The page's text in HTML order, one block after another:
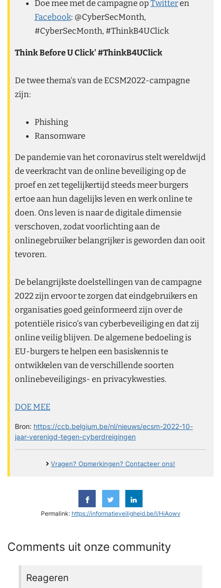
Doe mee met de campagne opTwitteren
Facebook: @CyberSecMonth,
#CyberSecMonth, #ThinkB4UClick
Think Before U Click' #ThinkB4UClick
De twee thema's van de ECSM2022-campagne
zijn:
Phishing
Ransomware
De pandemie van het coronavirus stelt wereldwijd
de veerkracht van de online beveiliging op de
proef en zet tegelijkertijd steeds meer burgers
ertoe aan hun dagelijks leven en werk online te
doen. Ons leven is naar de digitale dimensie
verschoven, zodat voorlichting aan de
onlinegebruiker belangrijker is geworden dan ooit
tevoren.
De belangrijkste doelstellingen van de campagne
2022 zijn ervoor te zorgen dat eindgebruikers en
organisaties goed geïnformeerd zijn over de
potentiële risico's van cyberbeveiliging en dat zij
online veilig blijven. De algemene bedoeling is
EU-burgers te helpen een basiskennis te
ontwikkelen van de verschillende soorten
onlinebeveiligings- en privacykwesties.
DOE MEE
Bron: https://ccb.belgium.be/nl/nieuws/ecsm-2022-10-
jaar-verenigd-tegen-cyberdreigingen
Vragen? Opmerkingen? Contacteer ons!
Permalink: https://informatieveiligheid.be/l/HiAowv
Comments uit onze community
Reageren